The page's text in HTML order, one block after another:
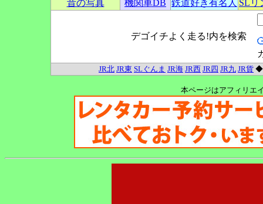
昔の写真
機関車DB 鉄道好き有名人 SLリ
デゴイチよく走る!内を検索
JR北 JR東 SLぐんま JR海 JR西 JR四 JR九 JR貨
本ページはアフィリエ